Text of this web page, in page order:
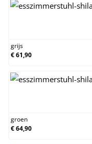
grijs
€ 61,90
groen
€ 64,90